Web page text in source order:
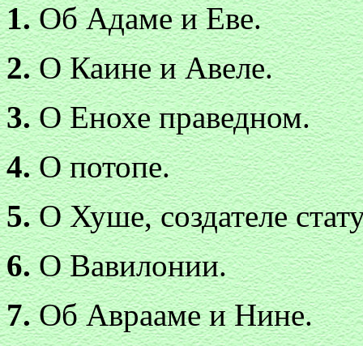
1.Об Адаме и Еве.
2.О Каине и Авеле.
3.О Енохе праведном.
4.О потопе.
5.О Хуше, создателе
6.О Вавилонии.
7.Об Аврааме и Нине.